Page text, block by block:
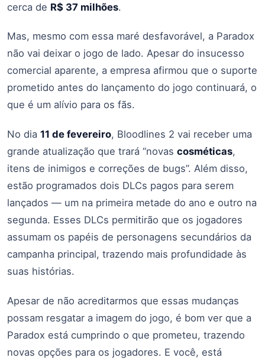
cerca de R$ 37 milhões.
Mas, mesmo com essa maré desfavorável, a Paradox
não vai deixar o jogo de lado. Apesar do insucesso
comercial aparente, a empresa afirmou que o suporte
prometido antes do lançamento do jogo continuará, o
que é um alívio para os fãs.
No dia 11 de fevereiro, Bloodlines 2 vai receber uma
grande atualização que trará “novas cosméticas,
itens de inimigos e correções de bugs”. Além disso,
estão programados dois DLCs pagos para serem
lançados — um na primeira metade do ano e outro na
segunda. Esses DLCs permitirão que os jogadores
assumam os papéis de personagens secundários da
campanha principal, trazendo mais profundidade às
suas histórias.
Apesar de não acreditarmos que essas mudanças
possam resgatar a imagem do jogo, é bom ver que a
Paradox está cumprindo o que prometeu, trazendo
novas opções para os jogadores. E você, está